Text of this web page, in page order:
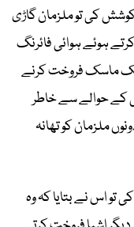
کی تو ملزمان گاڑی
ہوئے ہوائی فائرنگ
2 نوجوان لڑکے ایک ماسک فروخت کرنے
کے حوالے سے خاطر
ملزمان کو تھانہ
اس نے بتایا کہ وہ